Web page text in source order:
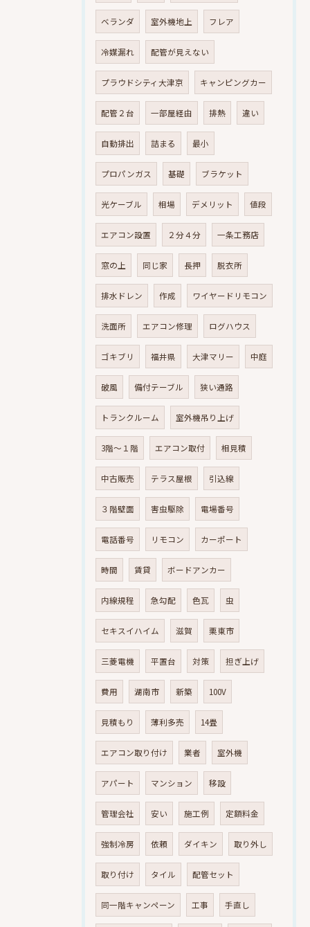
ベランダ 室外機地上 フレア
冷媒漏れ 配管が見えない
プラウドシティ大津京 キャンピングカー
配管２台 一部屋経由 排熱 違い
自動排出 詰まる 最小
プロパンガス 基礎 ブラケット
光ケーブル 相場 デメリット 値段
エアコン設置 ２分４分 一条工務店
窓の上 同じ家 長押 脱衣所
排水ドレン 作成 ワイヤードリモコン
洗面所 エアコン修理 ログハウス
ゴキブリ 福井県 大津マリー 中庭
破風 備付テーブル 狭い通路
トランクルーム 室外機吊り上げ
3階～１階 エアコン取付 相見積
中古販売 テラス屋根 引込線
３階壁面 害虫駆除 電場番号
電話番号 リモコン カーポート
時間 賃貸 ボードアンカー
内線規程 急勾配 色瓦 虫
セキスイハイム 滋賀 栗東市
三菱電機 平置台 対策 担ぎ上げ
費用 湖南市 新築 100V
見積もり 薄利多売 14畳
エアコン取り付け 業者 室外機
アパート マンション 移設
管理会社 安い 施工例 定額料金
強制冷房 依頼 ダイキン 取り外し
取り付け タイル 配管セット
同一階キャンペーン 工事 手直し